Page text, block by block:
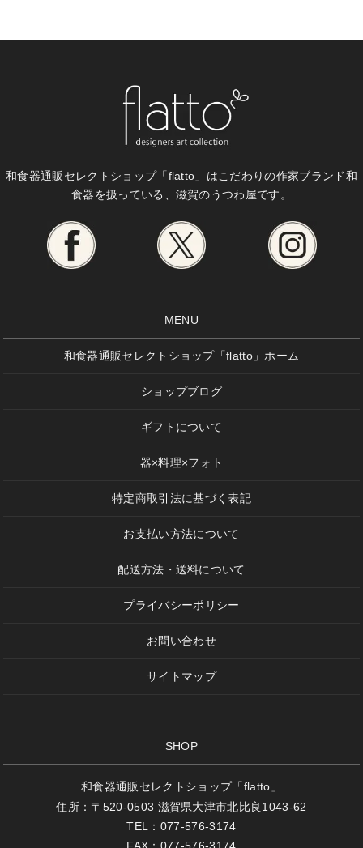
和食器通販セレクトショップ「flatto」はこだわりの作家ブランド和
食器を扱っている、滋賀のうつわ屋です。
MENU
和食器通販セレクトショップ「flatto」ホーム
ショップブログ
ギフトについて
器×料理×フォト
特定商取引法に基づく表記
お支払い方法について
配送方法・送料について
プライバシーポリシー
お問い合わせ
サイトマップ
SHOP
和食器通販セレクトショップ「flatto」
住所：〒520-0503 滋賀県大津市北比良1043-62
TEL：077-576-3174